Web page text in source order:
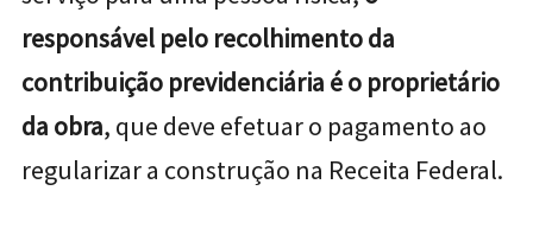
responsável pelo recolhimento da
contribuição previdenciária é o proprietário
da obra, que deve efetuar o pagamento ao
regularizar a construção na Receita Federal.